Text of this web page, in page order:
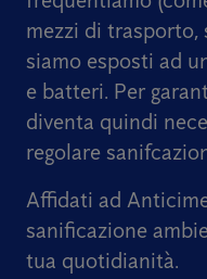
mezzi di trasporto,
siamo esposti ad
e batteri. Per
diventa quindi
regolare
Affidati ad
sanificazione
tua quotidianità.